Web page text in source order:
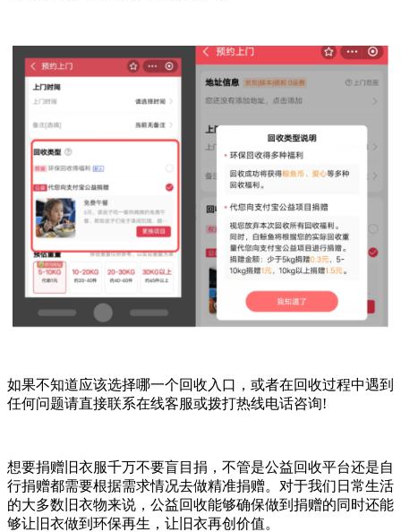
如果不知道应该选择哪一个回收入口，或者在回收过程中遇到
任何问题请直接联系在线客服或拨打热线电话咨询!
想要捐赠旧衣服千万不要盲目捐，不管是公益回收平台还是自
行捐赠都需要根据需求情况去做精准捐赠。对于我们日常生活
的大多数旧衣物来说，公益回收能够确保做到捐赠的同时还能
够让旧衣做到环保再生，让旧衣再创价值。